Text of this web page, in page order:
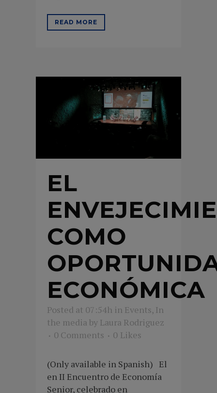
READ MORE
EL
COMO
ECONÓMICA
Posted at 07:54h in Events, In
the media by Laura Rodriguez
0 Comments
0 Likes
(Only available in Spanish) El
en II Encuentro de Economía
Senior, celebrado en